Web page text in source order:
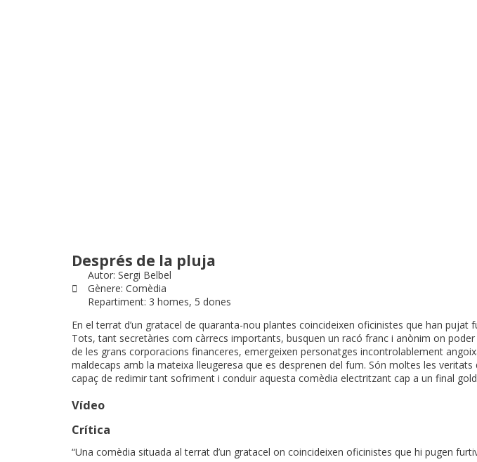
Després de la pluja
Autor: Sergi Belbel
Gènere: Comèdia
Repartiment: 3 homes, 5 dones
En el terrat d’un gratacel de quaranta-nou plantes coincideixen oficinistes que han
Tots, tant secretàries com càrrecs importants, busquen un racó franc i anònim on
de les grans corporacions financeres, emergeixen personatges incontrolablement
maldecaps amb la mateixa lleugeresa que es desprenen del fum. Són moltes les
capaç de redimir tant sofriment i conduir aquesta comèdia electritzant cap a un final
Vídeo
Crítica
“Una comèdia situada al terrat d’un gratacel on coincideixen oficinistes que hi pugen